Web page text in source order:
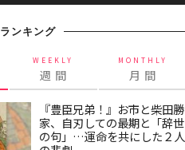
ランキング
WEEKLY
週 間
MONTHLY
月 間
『豊臣兄弟！』お市と柴田勝
家、自刃しての最期と「辞世
の句」…運命を共にした２人